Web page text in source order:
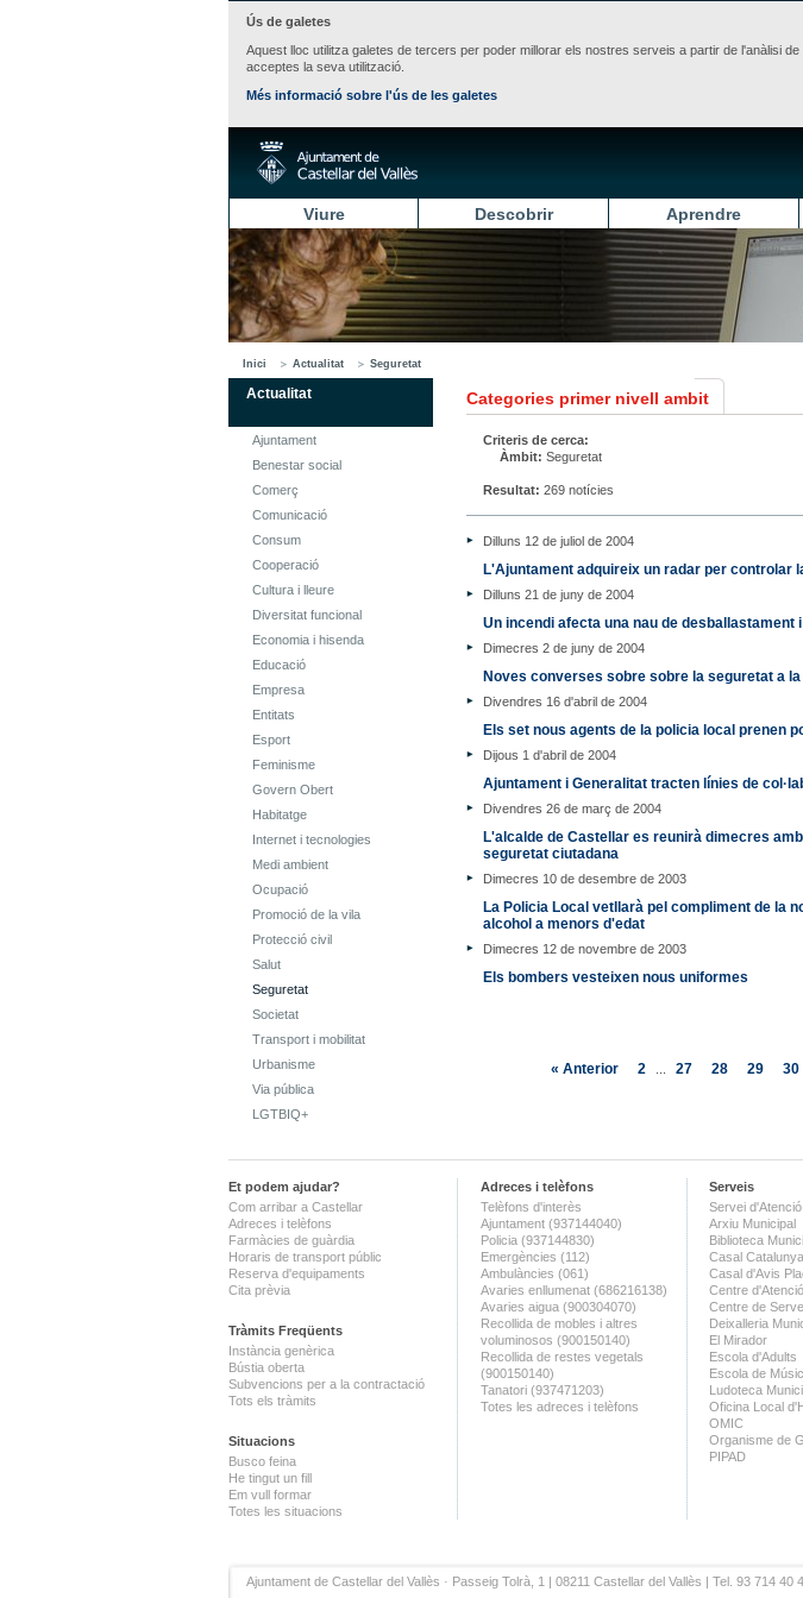
Ús de galetes
Aquest lloc utilitza galetes de tercers per poder millorar els nostres serveis a partir de l'anàlisi
acceptes la seva utilització.
Més informació sobre l'ús de les galetes
Viure Descobrir Aprendre
Inici Actualitat Seguretat
Actualitat
Ajuntament
Benestar social
Comerç
Comunicació
Consum
Cooperació
Cultura i lleure
Diversitat funcional
Economia i hisenda
Educació
Empresa
Entitats
Esport
Feminisme
Govern Obert
Habitatge
Internet i tecnologies
Medi ambient
Ocupació
Promoció de la vila
Protecció civil
Salut
Seguretat
Societat
Transport i mobilitat
Urbanisme
Via pública
LGTBIQ+
Categories primer nivell ambit
Criteris de cerca:
Àmbit: Seguretat
Resultat: 269 notícies
Dilluns 12 de juliol de 2004
L'Ajuntament adquireix un radar per controlar
Dilluns 21 de juny de 2004
Un incendi afecta una nau de desballastament
Dimecres 2 de juny de 2004
Noves converses sobre sobre la seguretat a
Divendres 16 d'abril de 2004
Els set nous agents de la policia local prenen
Dijous 1 d'abril de 2004
Ajuntament i Generalitat tracten línies de
Divendres 26 de març de 2004
L'alcalde de Castellar es reunirà dimecres
seguretat ciutadana
Dimecres 10 de desembre de 2003
La Policia Local vetllarà pel compliment de la
alcohol a menors d'edat
Dimecres 12 de novembre de 2003
Els bombers vesteixen nous uniformes
« Anterior 2 27 28 29 30
Et podem ajudar?
Com arribar a Castellar
Adreces i telèfons
Farmàcies de guàrdia
Horaris de transport públic
Reserva d'equipaments
Cita prèvia
Tràmits Freqüents
Instància genèrica
Bústia oberta
Subvencions per a la contractació
Tots els tràmits
Situacions
Busco feina
He tingut un fill
Em vull formar
Totes les situacions
Adreces i telèfons
Telèfons d'interès
Ajuntament (937144040)
Policia (937144830)
Emergències (112)
Ambulàncies (061)
Avaries enllumenat (686216138)
Avaries aigua (900304070)
Recollida de mobles i altres
voluminosos (900150140)
Recollida de restes vegetals
(900150140)
Tanatori (937471203)
Totes les adreces i telèfons
Serveis
Servei
Arxiu Municipal
Biblioteca
Casal Catalunya
Casal d'Avis
Centre
Centre de
Deixalleria
El Mirador
Escola d'Adults
Escola de
Ludoteca
Oficina Local
OMIC
Organisme de
PIPAD
Ajuntament de Castellar del Vallès · Passeig Tolrà, 1 | 08211 Castellar del Vallès | Tel. 93 714 40